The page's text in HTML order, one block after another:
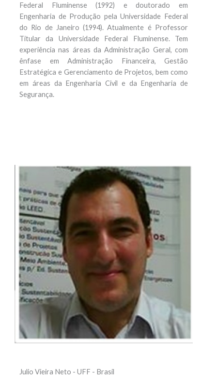
Federal Fluminense (1992) e doutorado em
Engenharia de Produção pela Universidade Federal
do Rio de Janeiro (1994). Atualmente é Professor
Titular da Universidade Federal Fluminense. Tem
experiência nas áreas da Administração Geral, com
ênfase em Administração Financeira, Gestão
Estratégica e Gerenciamento de Projetos, bem como
em áreas da Engenharia Civil e da Engenharia de
Segurança.
Julio Vieira Neto - UFF - Brasil